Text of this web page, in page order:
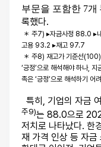
부문을 포함한 7개
록했다.
＊ 주7) ▸자금사정 88.0
고용 93.2 ▸재고 97.7
＊ 주8) 재고가 기준선(100)
‘긍정’으로 해석해야 하나, 지
족은 ‘긍정’으로 해석하기 어
특히, 기업의 자금
주9)는 88.0으로
저치로 나타났다. 한
재 가격 인상 등 자금